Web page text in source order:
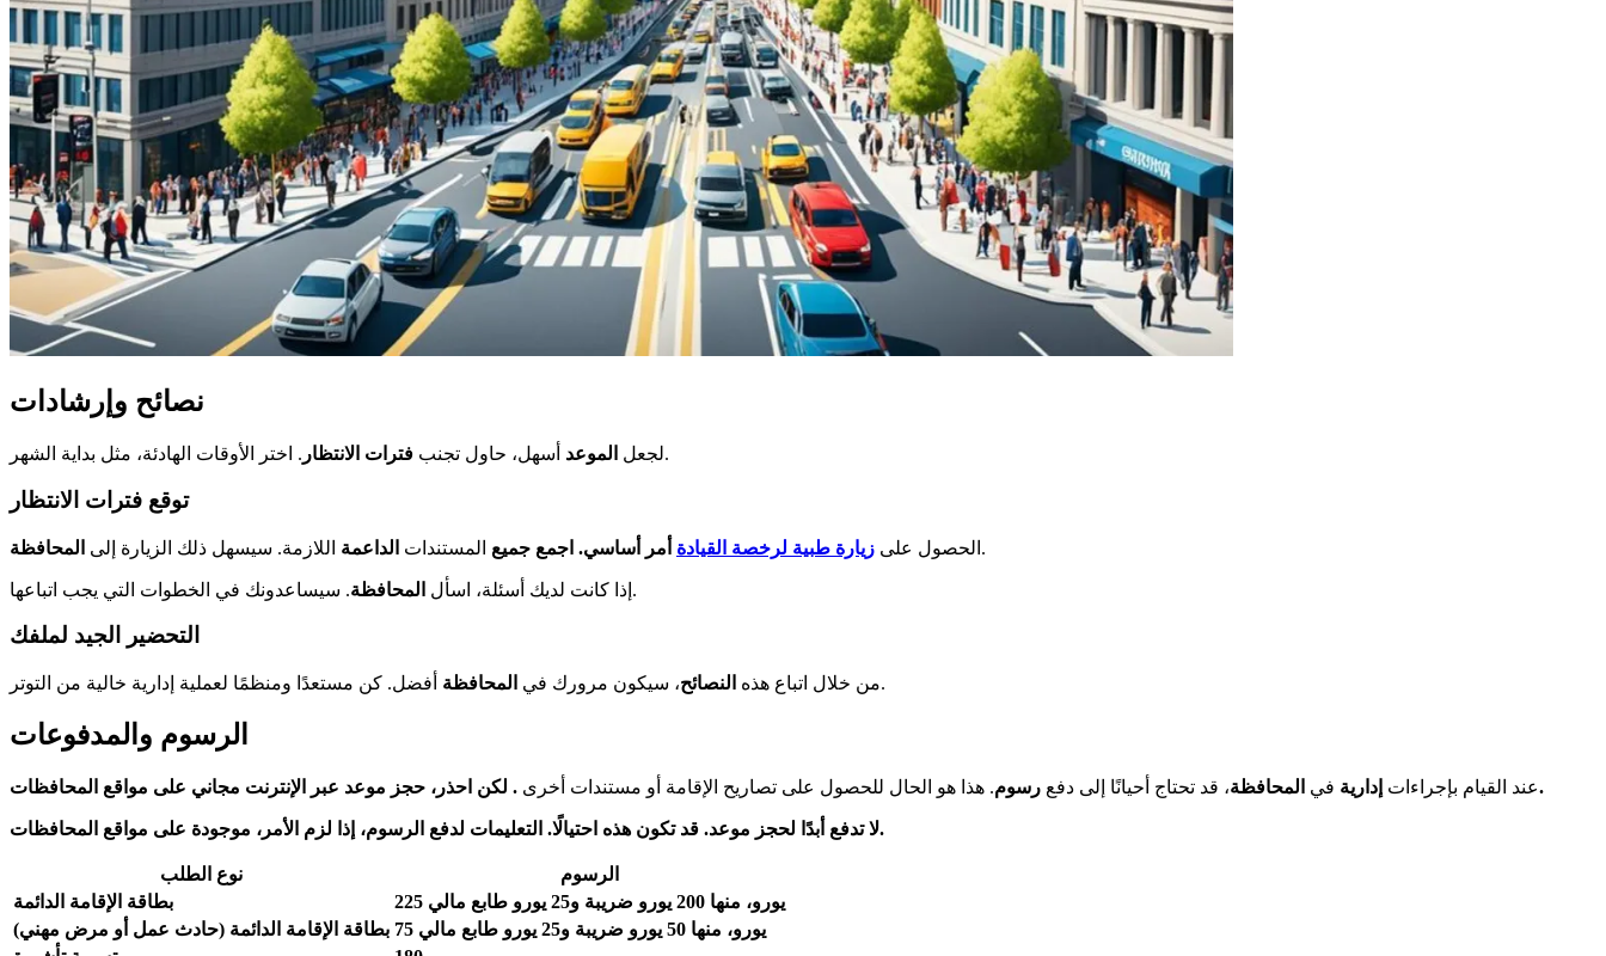
نصائح وإرشادات
لجعل الموعد أسهل، حاول تجنب فترات الانتظار . اختر الأوقات الهادئة، مثل بداية الشهر.
توقع فترات الانتظار
الحصول على زيارة طبية لرخصة القيادة أمر أساسي. اجمع جميع المستندات الداعمة اللازمة. سيسهل ذلك الزيارة إلى المحافظة .
إذا كانت لديك أسئلة، اسأل المحافظة . سيساعدونك في الخطوات التي يجب اتباعها.
التحضير الجيد لملفك
من خلال اتباع هذه النصائح، سيكون مرورك في المحافظة أفضل. كن مستعدًا ومنظمًا لعملية إدارية خالية من التوتر.
الرسوم والمدفوعات
عند القيام بإجراءات إدارية في المحافظة، قد تحتاج أحيانًا إلى دفع رسوم. هذا هو الحال للحصول على تصاريح الإقامة أو مستندات أخرى . لكن احذر، حجز موعد عبر الإنترنت مجاني على مواقع المحافظات.
لا تدفع أبدًا لحجز موعد. قد تكون هذه احتيالًا. التعليمات لدفع الرسوم ، إذا لزم الأمر، موجودة على مواقع المحافظات.
نوع الطلب
الرسوم
بطاقة الإقامة الدائمة
225 يورو، منها 200 يورو ضريبة و25 يورو طابع مالي
بطاقة الإقامة الدائمة (حادث عمل أو مرض مهني)
75 يورو، منها 50 يورو ضريبة و25 يورو طابع مالي